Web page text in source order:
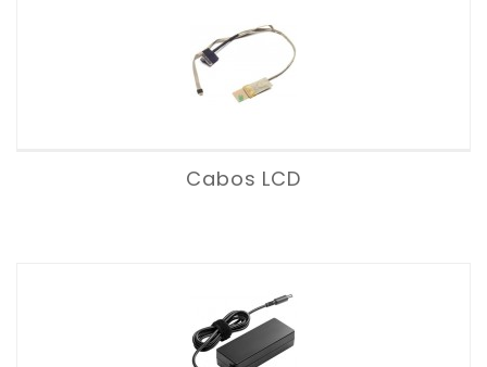
Cabos LCD